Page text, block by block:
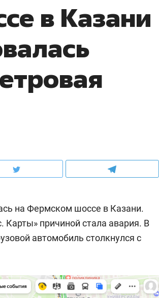
в Казани
на Фермском шоссе в Казани.
Карты» причиной стала авария. В
автомобиль столкнулся с